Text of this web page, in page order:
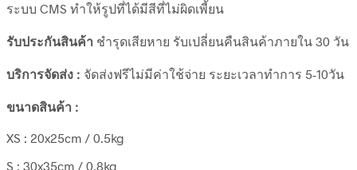
ระบบ CMS ทำให้รูปที่ได้มีสีที่ไม่ผิดเพี้ยน
รับประกันสินค้า ชำรุดเสียหาย รับเปลี่ยนคืนสินค้าภายใน 30 วัน
บริการจัดส่ง : จัดส่งฟรีไม่มีค่าใช้จ่าย ระยะเวลาทำการ 5-10วัน
ขนาดสินค้า :
XS : 20x25cm / 0.5kg
S : 30x35cm / 0.8kg